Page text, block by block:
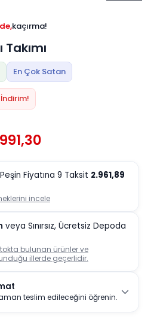
kaçırma!
En Çok Satan
Peşin Fiyatına 9 Taksit 2.961,89
incele
veya Sınırsız, Ücretsiz Depoda
bulunan ürünler ve
illerde geçerlidir.
teslim edileceğini öğrenin.
Sehpaları
Masası
Setleri